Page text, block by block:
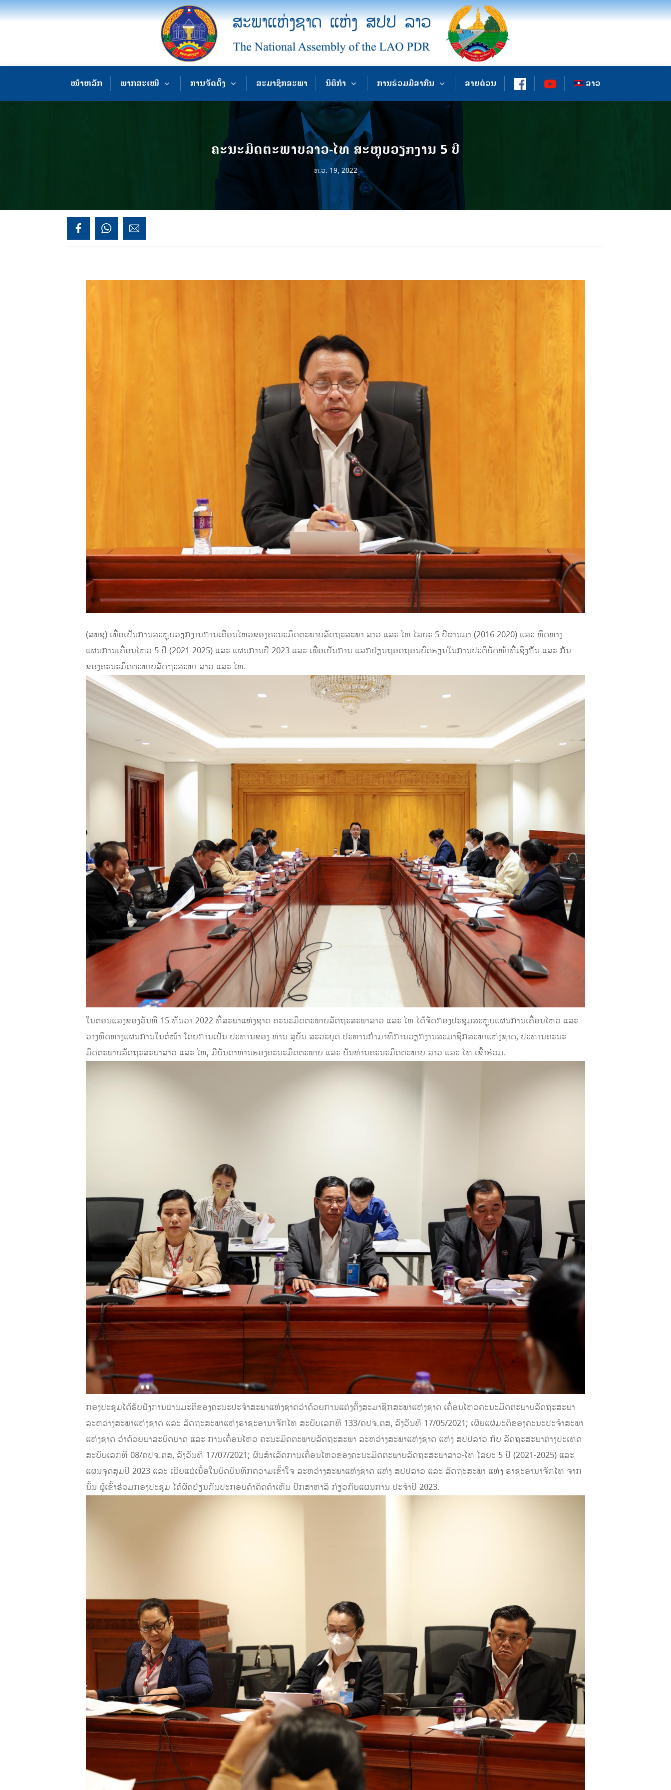
ໜ້າຫລັກ ພາກສະເໜີ ການຈັດຕັ້ງ ສະມາຊິກສະພາ ນິຕິກຳ ການຮ່ວມມືສາກົນ ສາຍດ່ວນ ລາວ
ຄະນະມິດຕະພາບລາວ-ໄທ ສະຫຼຸບວຽກງານ 5 ປີ
ທ.ວ. 19, 2022
(ສພຊ) ເພື່ອເປັນການສະຫຼຸບວຽກງານການເຄື່ອນໄຫວຂອງຄະນະມິດຕະພາບລັດຖະສະພາ ລາວ ແລະ ໄທ ໄລຍະ 5 ປີຜ່ານມາ (2016-2020) ແລະ ທິດທາງ
ແຜນການເຄື່ອນໄຫວ 5 ປີ (2021-2025) ແລະ ແຜນການປີ 2023 ແລະ ເພື່ອເປັນການ ແລກປ່ຽນຖອດຖອນບົດຮຽນໃນການປະຕິບັດໜ້າທີ່ເຊິ່ງກັນ ແລະ ກັນ
ຂອງຄະນະມິດຕະພາບລັດຖະສະພາ ລາວ ແລະ ໄທ.
ໃນຕອນແລງຂອງວັນທີ 15 ທັນວາ 2022 ທີ່ສະພາແຫ່ງຊາດ ຄະນະມິດຕະພາບລັດຖະສະພາລາວ ແລະ ໄທ ໄດ້ຈັດກອງປະຊຸມສະຫຼຸບແຜນການເຄື່ອນໄຫວ ແລະ
ວາງທິດທາງແຜນການໃນຕໍ່ໜ້າ ໂດຍການເປັນ ປະທານຂອງ ທ່ານ ສຸບັນ ສະວະບຸດ ປະທານກໍາມາທິການວຽກງານສະມາຊິກສະພາແຫ່ງຊາດ, ປະທານຄະນະ
ມິດຕະພາບລັດຖະສະພາລາວ ແລະ ໄທ, ມີບັນດາທ່ານຮອງຄະນະມິດຕະພາບ ແລະ ບັນທ່ານຄະນະມິດຕະພາບ ລາວ ແລະ ໄທ ເຂົ້າຮ່ວມ.
ກອງປະຊຸມໄດ້ຮັບຟັງການຜ່ານມະຕິຂອງຄະນະປະຈໍາສະພາແຫ່ງຊາດວ່າດ້ວຍການແຕ່ງຕັ້ງສະມາຊິກສະພາແຫ່ງຊາດ ເຄື່ອນໄຫວຄະນະມິດຕະພາບລັດຖະສະພາ
ລະຫວ່າງສະພາແຫ່ງຊາດ ແລະ ລັດຖະສະພາແຫ່ງຣາຊະອານາຈັກໄທ ສະບັບເລກທີ 133/ຄປຈ.ຕສ, ລົງວັນທີ 17/05/2021; ເຜີຍແຜ່ມະຕິຂອງຄະນະປະຈໍາສະພາ
ແຫ່ງຊາດ ວ່າດ້ວຍພາລະບົດບາດ ແລະ ການເຄື່ອນໄຫວ ຄະນະມິດຕະພາບລັດຖະສະພາ ລະຫວ່າງສະພາແຫ່ງຊາດ ແຫ່ງ ສປປລາວ ກັບ ລັດຖະສະພາຕ່າງປະເທດ
ສະບັບເລກທີ 08/ຄປຈ.ຕສ, ລົງວັນທີ 17/07/2021; ຜົນສໍາເລັດການເຄື່ອນໄຫວຂອງຄະນະມິດຕະພາບລັດຖະສະພາລາວ-ໄທ ໄລຍະ 5 ປີ (2021-2025) ແລະ
ແຜນຈຸດສຸມປີ 2023 ແລະ ເຜີຍແຜ່ເນື້ອໃນບົດບັນທຶກຄວາມເຂົ້າໃຈ ລະຫວ່າງສະພາແຫ່ງຊາດ ແຫ່ງ ສປປລາວ ແລະ ລັດຖະສະພາ ແຫ່ງ ຣາຊະອານາຈັກໄທ ຈາກ
ນັ້ນ ຜູ້ເຂົ້າຮ່ວມກອງປະຊຸມ ໄດ້ຜັດປ່ຽນກັນປະກອບຄໍາຄິດຄໍາເຫັນ ປຶກສາຫາລື ກ່ຽວກັບແຜນການ ປະຈໍາປີ 2023.